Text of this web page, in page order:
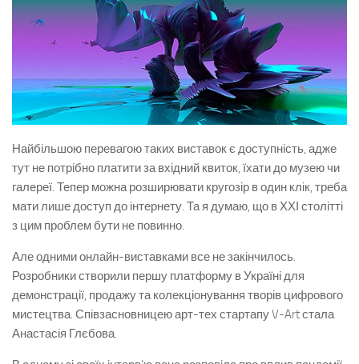
Найбільшою перевагою таких виставок є доступність, адже
тут не потрібно платити за вхідний квиток, їхати до музею чи
галереї. Тепер можна розширювати кругозір в один клік, треба
мати лише доступ до інтернету. Та я думаю, що в ХХІ столітті
з цим проблем бути не повинно.
Але одними онлайн-виставками все не закінчилось.
Розробники створили першу платформу в Україні для
демонстрації, продажу та колекціонування творів цифрового
мистецтва. Співзасновницею арт-тех стартапу V-Art стала
Анастасія Глєбова.